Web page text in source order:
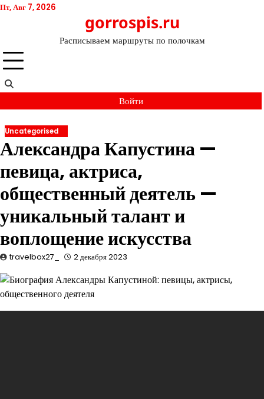
Перейти
Пт, Авг 7, 2026
gorrospis.ru
Расписываем маршруты по полочкам
Войти
Uncategorised
Александра Капустина —
певица, актриса,
общественный деятель —
уникальный талант и
воплощение искусства
travelbox27_ 2 декабря 2023